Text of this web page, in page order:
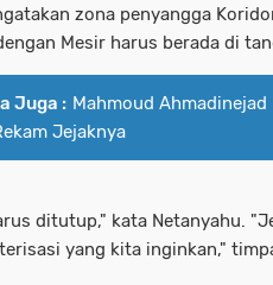
zona penyangga
Mesir harus berada di
Juga : Mahmoud
Jejaknya
ditutup," kata Netanyahu.
yang kita inginkan,"